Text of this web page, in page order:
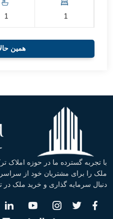
1
1
همین
با تجربه گسترده ما در حوزه املاک
ملک را برای مشتریان خود از سراسر
دنبال سرمایه گذاری و خرید ملک در